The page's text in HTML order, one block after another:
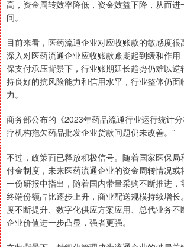
高，资金周转效率降低，资金效益下降，从而进
间。
目前来看，医药流通企业对应收账款的敏感度
深入对医药流通企业应收账款账期起到缓和作
保支付承压背景下，行业账期延长趋势仍难以逆
持良好的抗风险能力和信用水平，行业整体仍面
力。
商务部公布的《2023年药品流通行业运行统计
疗机构拖欠药品批发企业货款问题仍未改善。”
不过，政策面已释放积极信号。随着国家医保局
付金制度，未来医药流通企业的资金周转情况
一份研报中指出，随着国内带量采购不断推进，
终端份额占比逐步上升，商业配送规模持续增长
度不断提升、数字化供应方案应用、总代业务
企业价值进一步凸显，强者更强。